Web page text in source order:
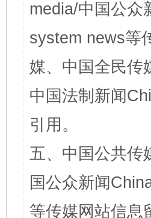
media/中国公众
system news等
媒、中国全民传
中国法制新闻
引用。
五、中国公共传
国公众新闻
等传媒网站信息